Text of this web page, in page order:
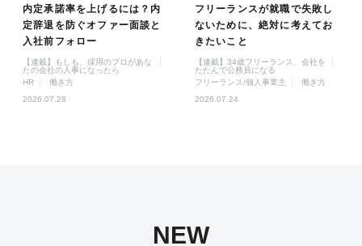
内定承諾率を上げるには？内
定辞退を防ぐオファー面談と
入社前フォロー
【連載】もしも、採用のプロがあな
たの会社の人事になったら
HR
働き方
2026.07.28
フリーランスが就職で失敗し
ないために、絶対に考えてお
きたいこと
【連載】34歳フリーランス、会社を
たたんで公務員になる
フリーランス/個人事業主
働き方
2026.07.24
NEW